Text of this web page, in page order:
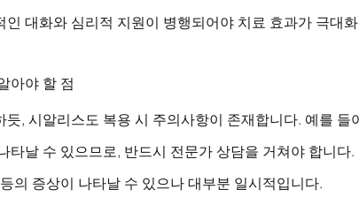
인 대화와 심리적 지원이 병행되어야 치료 효과가 극대
아야 할 점
듯, 시알리스도 복용 시 주의사항이 존재합니다. 예를 들
타날 수 있으므로, 반드시 전문가 상담을 거쳐야 합니다
의 증상이 나타날 수 있으나 대부분 일시적입니다.